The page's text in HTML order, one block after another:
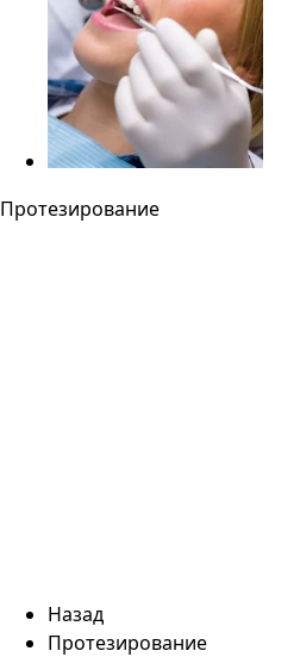
Протезирование
Назад
Протезирование